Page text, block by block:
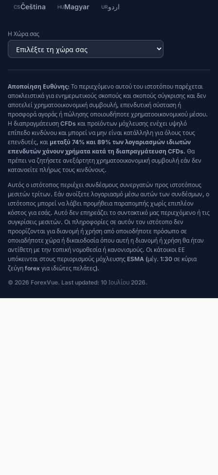
CSČeština HUMagyar URاردو
Η Χώρα σας
Αποποίηση Ευθύνης: Το περιεχόμενο αυτού του ιστοτόπου παρέχεται
αποκλειστικά για ενημερωτικούς σκοπούς και σκοπούς σύγκρισης και δεν
αποτελεί χρηματοοικονομική συμβουλή, επενδυτική σύσταση ή
προσφορά αγοράς ή πώλησης οποιουδήποτε χρηματοοικονομικού μέσου.
Η διαπραγμάτευση CFDs και προϊόντων μόχλευσης ενέχει υψηλό
επίπεδο κινδύνου και μπορεί να μην είναι κατάλληλη για όλους τους
επενδυτές, και μεταξύ 74% και 89% των λογαριασμών ιδιωτών
επενδυτών χάνουν χρήματα κατά τη διαπραγμάτευση CFDs. Θα
πρέπει να ζητήσετε ανεξάρτητη χρηματοοικονομική συμβουλή εάν δεν
κατανοείτε πλήρως τους κινδύνους.
Αυτός ο ιστότοπος περιέχει συνδέσμους συνεργατών προς ιστοτόπους
μεσιτών τρίτων. Εάν ανοίξετε λογαριασμό μέσω αυτών των συνδέσμων, ο
ιστότοπος μπορεί να λάβει προμήθεια παραπομπής χωρίς επιπλέον
κόστος για εσάς. Αυτό δεν επηρεάζει το συντακτικό μας περιεχόμενο ή τις
συγκρίσεις μεσιτών. Οι πληροφορίες σε αυτόν τον ιστότοπο δεν
προορίζονται για διανομή ή χρήση από οποιοδήποτε πρόσωπο σε
οποιαδήποτε χώρα ή δικαιοδοσία όπου αυτή η διανομή ή χρήση θα ήταν
αντίθετη με την τοπική νομοθεσία ή κανονισμούς. Οι κάτοικοι ΕΕ
υπόκεινται στους περιορισμούς μόχλευσης ESMA (μέγ. 1:30 σε κύρια
ζεύγη forex για ιδιώτες πελάτες).
© 2026 ForexVue. Last updated: 10 Ιουλίου 2026.